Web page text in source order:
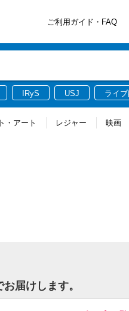
ご利用ガイド・FAQ
IRyS USJ ライ
・アート レジャー 映画
届けします。